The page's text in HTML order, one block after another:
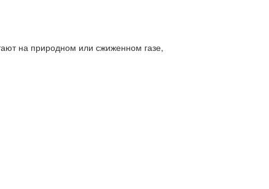
на природном или сжиженном газе,